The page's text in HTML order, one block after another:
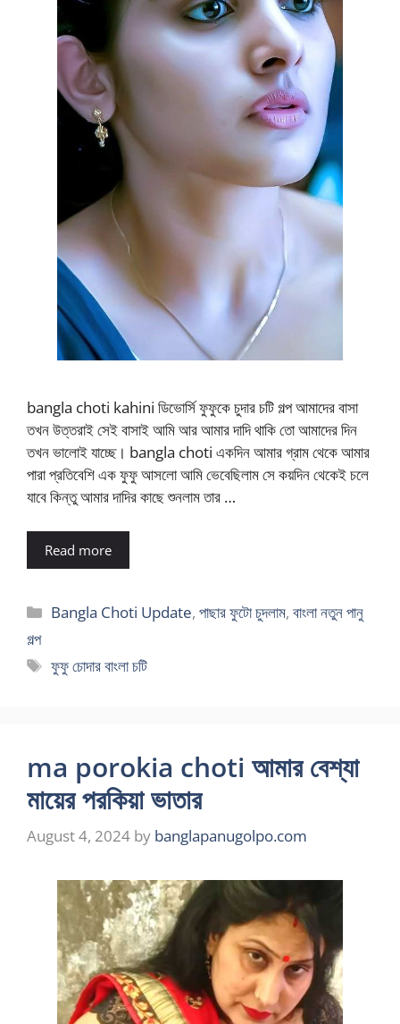
bangla choti kahini ডিভোর্সি ফুফুকে চুদার চটি গল্প আমাদের বাসা
তখন উত্তরাই সেই বাসাই আমি আর আমার দাদি থাকি তো আমাদের দিন
তখন ভালোই যাচ্ছে। bangla choti একদিন আমার গ্রাম থেকে আমার
পারা প্রতিবেশি এক ফুফু আসলো আমি ভেবেছিলাম সে কয়দিন থেকেই চলে
যাবে কিন্তু আমার দাদির কাছে শুনলাম তার …
Read more
Categories
Bangla Choti Update,পাছার ফুটো চুদলাম,বাংলা নতুন পানু
গল্প
Tags
ফুফু চোদার বাংলা চটি
ma porokia choti আমার বেশ্যা
মায়ের পরকিয়া ভাতার
August 4, 2024 by banglapanugolpo.com